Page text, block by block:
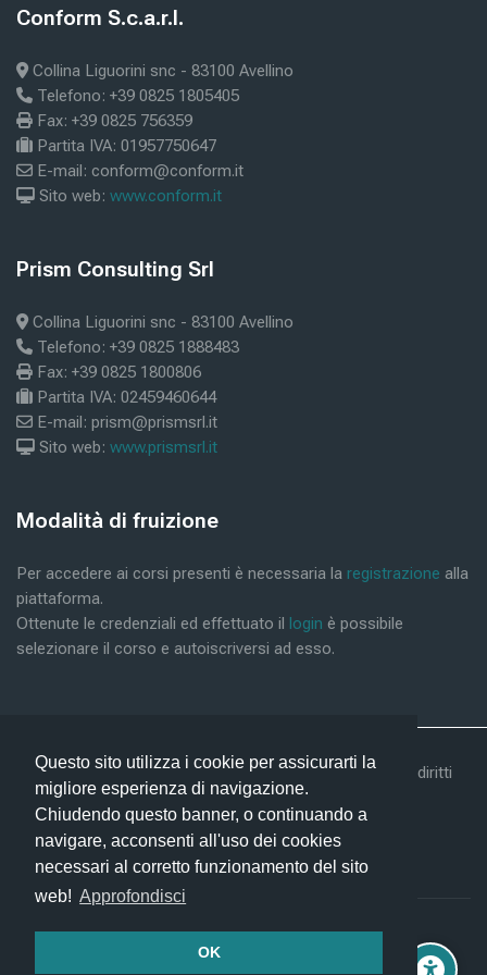
Questo sito utilizza i cookie per assicurarti la
migliore esperienza di navigazione.
Chiudendo questo banner, o continuando a
navigare, acconsenti all'uso dei cookies
necessari al corretto funzionamento del sito
web! Approfondisci
OK
Μπλοκ
Παράλειψη Conform S.c.a.r.l.
Conform S.c.a.r.l.
Collina Liguorini snc - 83100 Avellino
Telefono: +39 0825 1805405
Fax: +39 0825 756359
Partita IVA: 01957750647
E-mail: conform@conform.it
Sito web: www.conform.it
Μπλοκ
Παράλειψη Prism Consulting Srl
Prism Consulting Srl
Collina Liguorini snc - 83100 Avellino
Telefono: +39 0825 1888483
Fax: +39 0825 1800806
Partita IVA: 02459460644
E-mail: prism@prismsrl.it
Sito web: www.prismsrl.it
Μπλοκ
Παράλειψη Modalità di fruizione
Modalità di fruizione
Per accedere ai corsi presenti è necessaria la registrazione alla
piattaforma.
Ottenute le credenziali ed effettuato il
login è possibile
selezionare il corso e autoiscriversi ad esso.
©2019 Conform Scarl & Prism Consulting Srl - Tutti i diritti
riservati - Privacy Policy -
Περίληψη διατήρησης δεδομένων
Λήψη εφαρμογής κινητού